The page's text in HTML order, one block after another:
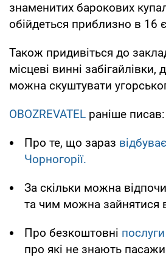
знаменитих барокових
обійдеться приблизно в 16
Також придивіться до
місцеві винні забігайлівки,
можна скуштувати
OBOZREVATEL раніше писав:
Про те, що зараз
Чорногорії.
За скільки можна
та чим можна зайнятися
Про безкоштовні
про які не знають